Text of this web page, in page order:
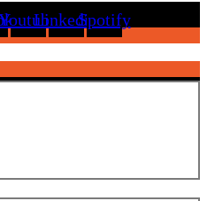
LinkedinSpotify